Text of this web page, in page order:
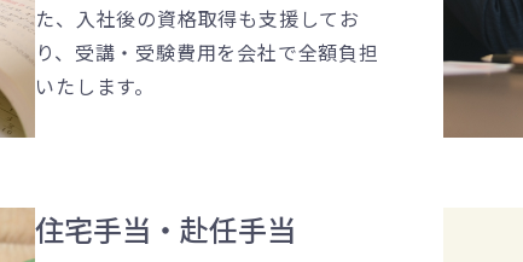
た、入社後の資格取得も支援してお
り、受講・受験費用を会社で全額負担
いたします。
住宅手当・赴任手当